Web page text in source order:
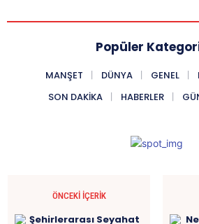
Popüler
MANŞET DÜNYA GENEL
SON DAKIKA
HABERLER
ÖNCEKI İÇERIK